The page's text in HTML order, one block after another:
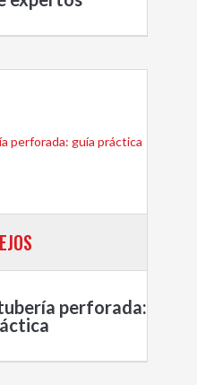
perforada: